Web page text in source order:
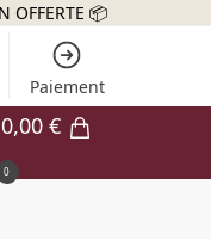
OFFERTE 📦
Paiement
0,00 €
0